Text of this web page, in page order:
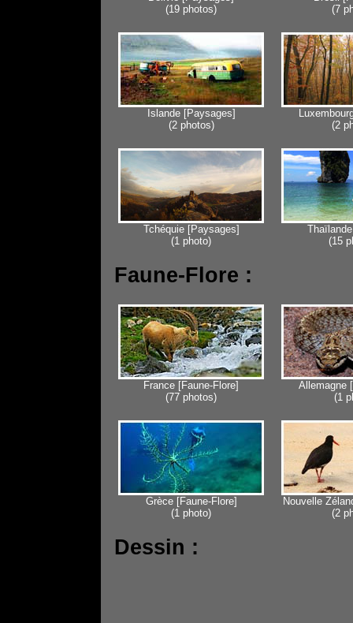
(19 photos)
(7
Islande [Paysages]
(2 photos)
(2
Tchéquie [Paysages]
(1 photo)
(15
Faune-Flore :
France [Faune-Flore]
(77 photos)
Allemagne
(1
Grèce [Faune-Flore]
(1 photo)
Nouvelle
(2
Dessin :